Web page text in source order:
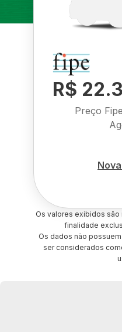
R$
Preço
Os valores exibidos
finalidade
Os dados não
ser considerados